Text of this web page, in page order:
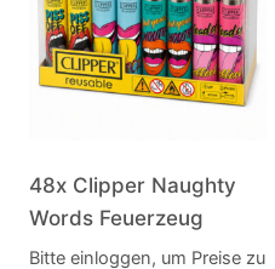
48x Clipper Naughty
Words Feuerzeug
Bitte einloggen, um Preise zu